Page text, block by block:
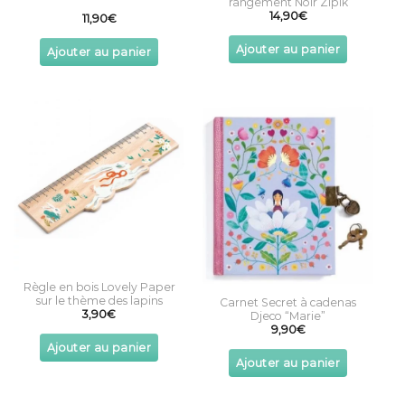
11,90€
Ajouter au panier
14,90€
Ajouter au panier
Règle en bois Lovely Paper
sur le thème des lapins
3,90€
Ajouter au panier
Carnet Secret à cadenas
Djeco “Marie”
9,90€
Ajouter au panier